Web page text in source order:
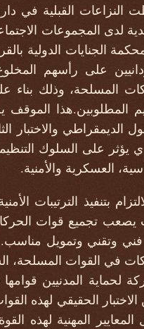
النزاعات القبلية في
لدى المجموعات
على رأسهم
المسلحة، وذلك بناء
المطلوبين.هذا
الديمقراطي والاختبار
يؤثر على السلوك
العسكرية والأمنية.
بتنفيذ الترتيبات
يصعب تجميع قوات
في القوات المسلحة،
الحقيقي لهذه
المهنية لهذه